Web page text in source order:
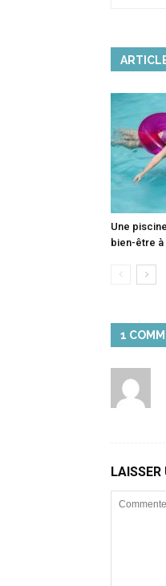
Une
bien-être à
1